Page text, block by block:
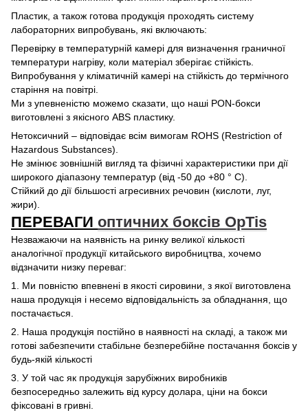
Пластик, а також готова продукція проходять систему
лабораторних випробувань, які включають:
Перевірку в температурній камері для визначення граничної
температури нагріву, коли матеріал зберігає стійкість.
Випробування у кліматичній камері на стійкість до термічного
старіння на повітрі.
Ми з упевненістю можемо сказати, що наші PON-бокси
виготовлені з якісного ABS пластику.
Нетоксичний – відповідає всім вимогам ROHS (Restriction of
Hazardous Substances).
Не змінює зовнішній вигляд та фізичні характеристики при дії
широкого діапазону температур (від -50 до +80 ° C).
Стійкий до дії більшості агресивних речовин (кислоти, луг,
жири).
ПЕРЕВАГИ оптичних боксів OpTis
Незважаючи на наявність на ринку великої кількості
аналогічної продукції китайського виробництва, хочемо
відзначити низку переваг:
1. Ми повністю впевнені в якості сировини, з якої виготовлена
наша продукція і несемо відповідальність за обладнання, що
постачається.
2. Наша продукція постійно в наявності на складі, а також ми
готові забезпечити стабільне безперебійне постачання боксів у
будь-якій кількості
3. У той час як продукція зарубіжних виробників
безпосередньо залежить від курсу долара, ціни на бокси
фіксовані в гривні.